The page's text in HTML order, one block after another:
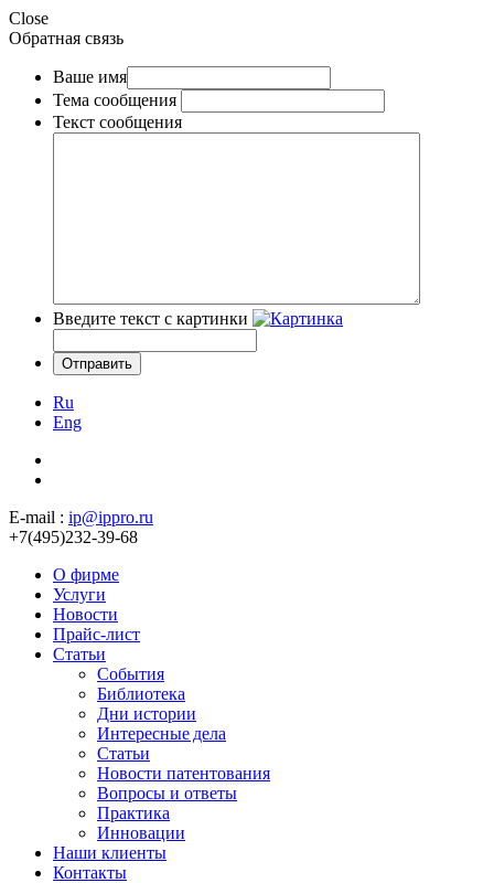
Close
Обратная связь
Ваше имя
Тема сообщения
Текст сообщения
Введите текст с картинки
Ru
Eng
E-mail : ip@ippro.ru
+7(495)232-39-68
О фирме
Услуги
Новости
Прайс-лист
Статьи
События
Библиотека
Дни истории
Интересные дела
Статьи
Новости патентования
Вопросы и ответы
Практика
Инновации
Наши клиенты
Контакты